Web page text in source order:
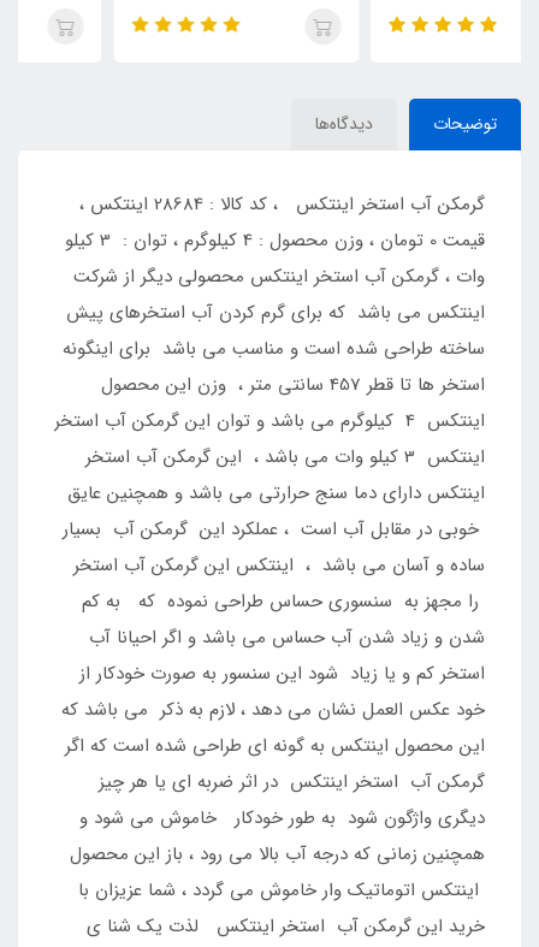
توضیحات دیدگاه‌ها
گرمکن آب استخر اینتکس ، کد کالا : 28684 اینتکس ،
قیمت 0 تومان ، وزن محصول : 4 کیلوگرم ، توان : 3 کیلو
وات ، گرمکن آب استخر اینتکس محصولی دیگر از شرکت
اینتکس می باشد که برای گرم کردن آب استخرهای پیش
ساخته طراحی شده است و مناسب می باشد برای اینگونه
استخر ها تا قطر 457 سانتی متر ، وزن این محصول
اینتکس 4 کیلوگرم می باشد و توان این گرمکن آب استخر
اینتکس 3 کیلو وات می باشد ، این گرمکن آب استخر
اینتکس دارای دما سنج حرارتی می باشد و همچنین عایق
خوبی در مقابل آب است ، عملکرد این گرمکن آب بسیار
ساده و آسان می باشد ، اینتکس این گرمکن آب استخر
را مجهز به سنسوری حساس طراحی نموده که به کم
شدن و زیاد شدن آب حساس می باشد و اگر احیانا آب
استخر کم و یا زیاد شود این سنسور به صورت خودکار از
خود عکس العمل نشان می دهد ، لازم به ذکر می باشد که
این محصول اینتکس به گونه ای طراحی شده است که اگر
گرمکن آب استخر اینتکس در اثر ضربه ای یا هر چیز
دیگری واژگون شود به طور خودکار خاموش می شود و
همچنین زمانی که درجه آب بالا می رود ، باز این محصول
اینتکس اتوماتیک وار خاموش می گردد ، شما عزیزان با
خرید این گرمکن آب استخر اینتکس لذت یک شنا ی